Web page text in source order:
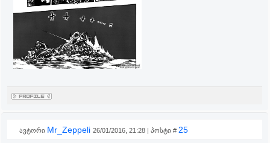
ავტორი Mr_Zeppeli 26/01/2016, 21:28 | პოსტი # 25